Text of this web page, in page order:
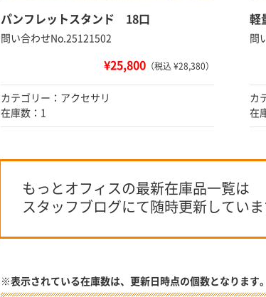
パンフレットスタンド 18口
問い合わせNo.25121502
¥25,800 （税込 ¥28,380）
カテゴリー：アクセサリ
在庫数：1
軽
問
カ
在
もっとオフィスの最新在庫品一覧は
スタッフブログにて随時更新していま
※表示されている在庫数は、更新日時点の個数となります